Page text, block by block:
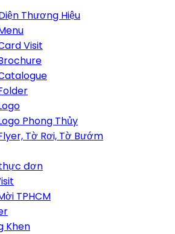
Thương Hiệu
Visit
Phong Thủy
Tờ Rơi, Tờ Bướm
đơn
TPHCM
Khen